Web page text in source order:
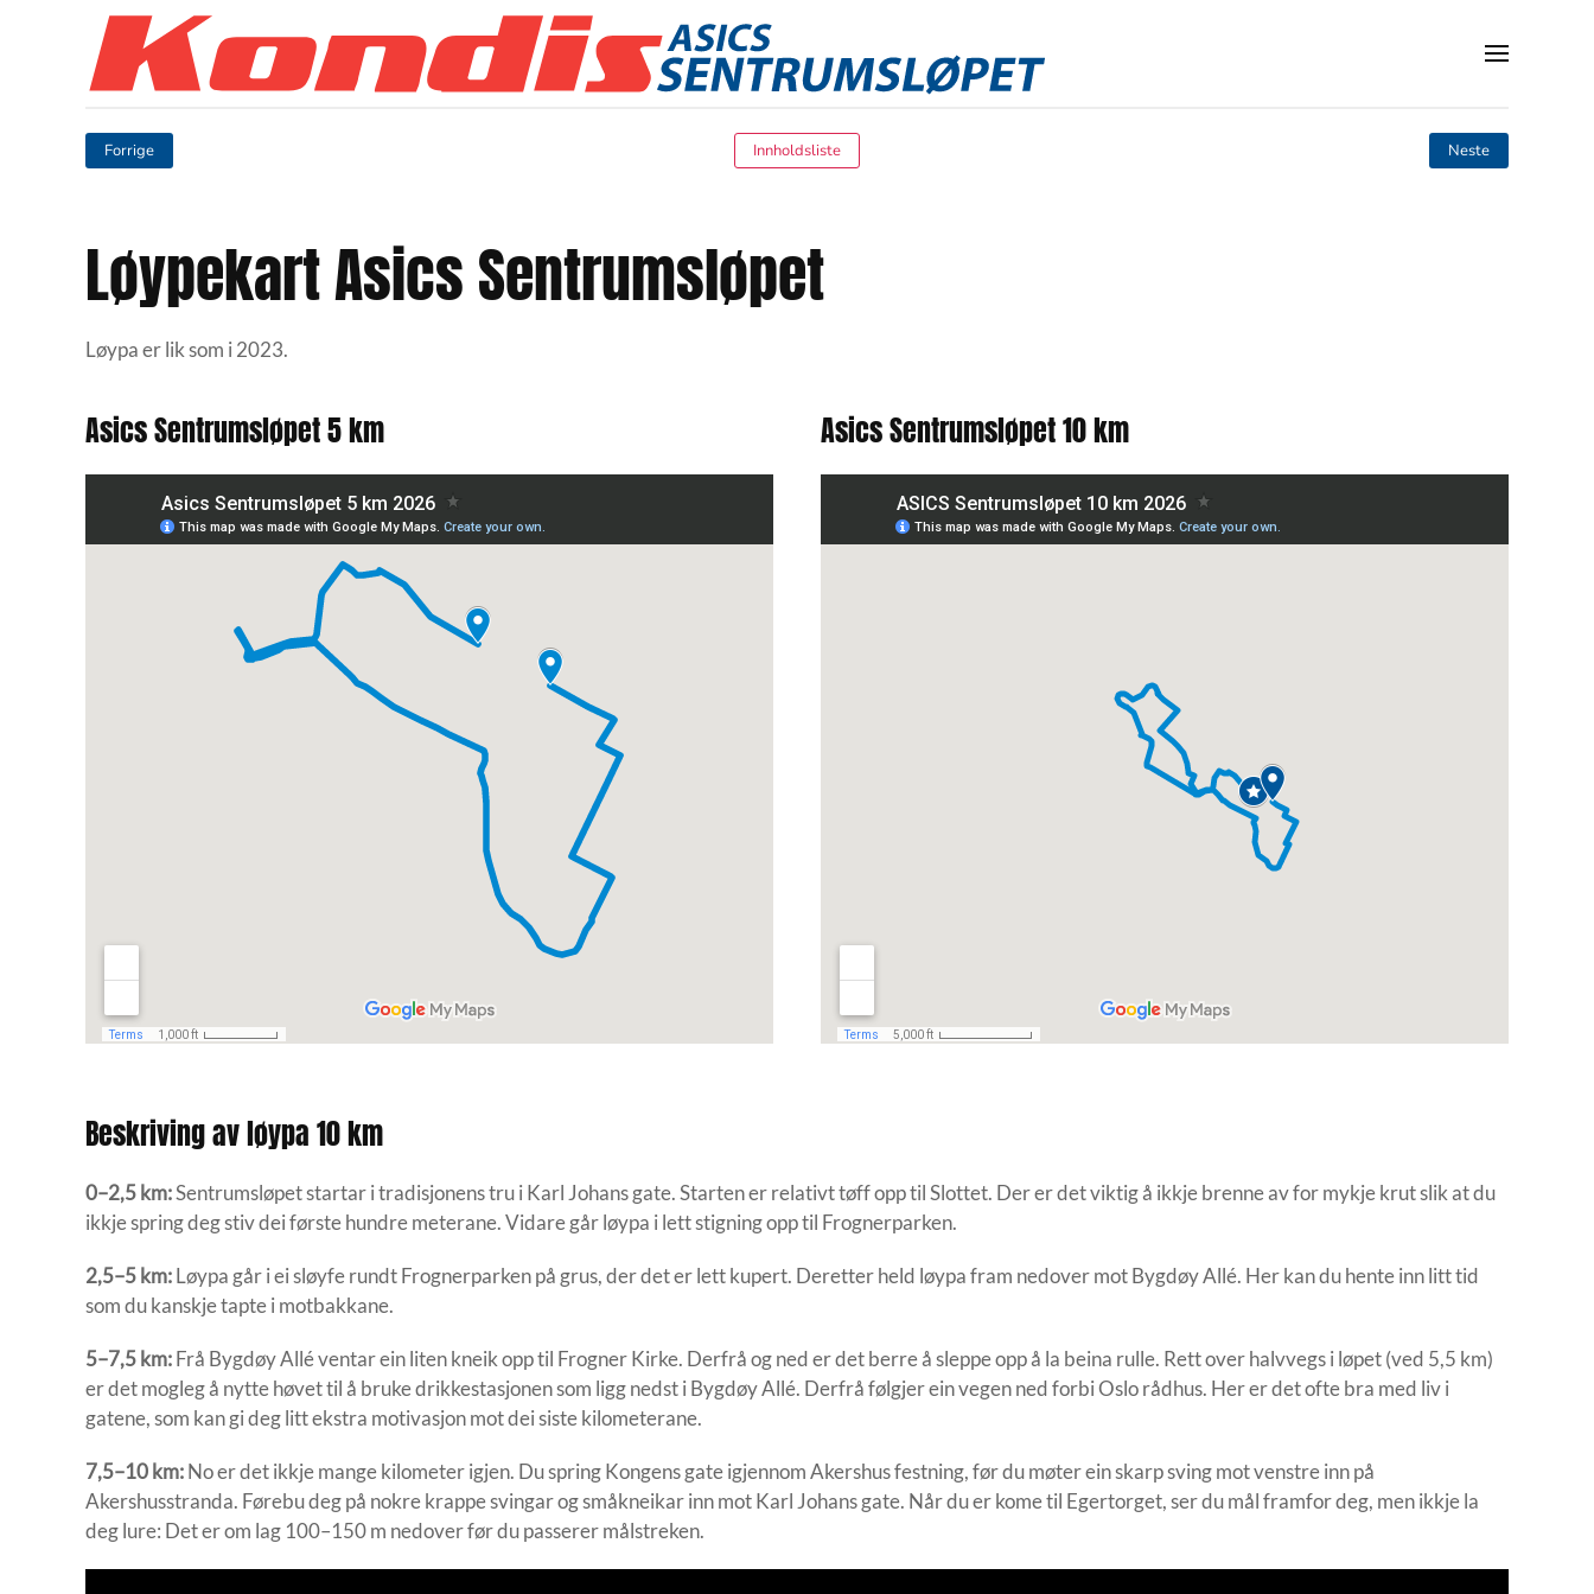
Skip to main content
Forrige Innholdsliste Neste
Løypekart Asics Sentrumsløpet
Løypa er lik som i 2023.
Asics Sentrumsløpet 5 km Asics Sentrumsløpet 10 km
Beskriving av løypa 10 km
0–2,5 km:Sentrumsløpet startar i tradisjonens tru i Karl Johans gate. Starten er relativt tøff opp til Slottet. Der er det viktig å ikkje brenne av for mykje krut slik at du
ikkje spring deg stiv dei første hundre meterane. Vidare går løypa i lett stigning opp til Frognerparken.
2,5–5 km:Løypa går i ei sløyfe rundt Frognerparken på grus, der det er lett kupert. Deretter held løypa fram nedover mot Bygdøy Allé. Her kan du hente inn litt tid
som du kanskje tapte i motbakkane.
5–7,5 km:Frå Bygdøy Allé ventar ein liten kneik opp til Frogner Kirke. Derfrå og ned er det berre å sleppe opp å la beina rulle. Rett over halvvegs i løpet (ved 5,5 km)
er det mogleg å nytte høvet til å bruke drikkestasjonen som ligg nedst i Bygdøy Allé. Derfrå følgjer ein vegen ned forbi Oslo rådhus. Her er det ofte bra med liv i
gatene, som kan gi deg litt ekstra motivasjon mot dei siste kilometerane.
7,5–10 km:No er det ikkje mange kilometer igjen. Du spring Kongens gate igjennom Akershus festning, før du møter ein skarp sving mot venstre inn på
Akershusstranda. Førebu deg på nokre krappe svingar og småkneikar inn mot Karl Johans gate. Når du er kome til Egertorget, ser du mål framfor deg, men ikkje la
deg lure: Det er om lag 100–150 m nedover før du passerer målstreken.